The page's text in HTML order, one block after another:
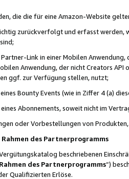
die die für eine Amazon-Website
zurückverfolgt und erfasst werden,
Link in einer Mobilen
Anwendung, der nicht Creators
ggf. zur Verfügung stellen, nutzt;
Bounty Events (wie in Ziffer 4 (a)
Abonnements, soweit nicht im
oder Vorbestellungen von
des Partnerprogramms
beschriebenen
des Partnerprogramms“)
Qualifizierten Erlöse.